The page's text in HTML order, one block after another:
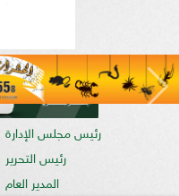
رئيس مجلس الإدارة
رئيس التحرير
المدير العام